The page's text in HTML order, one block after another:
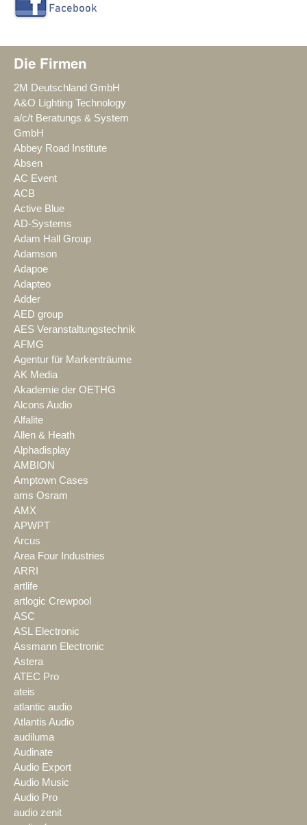
Die Firmen
2M Deutschland GmbH
A&O Lighting Technology
a/c/t Beratungs & System
GmbH
Abbey Road Institute
Absen
AC Event
ACB
Active Blue
AD-Systems
Adam Hall Group
Adamson
Adapoe
Adapteo
Adder
AED group
AES Veranstaltungstechnik
AFMG
Agentur für Markenträume
AK Media
Akademie der OETHG
Alcons Audio
Alfalite
Allen & Heath
Alphadisplay
AMBION
Amptown Cases
ams Osram
AMX
APWPT
Arcus
Area Four Industries
ARRI
artlife
artlogic Crewpool
ASC
ASL Electronic
Assmann Electronic
Astera
ATEC Pro
ateis
atlantic audio
Atlantis Audio
audiluma
Audinate
Audio Export
Audio Music
Audio Pro
audio zenit